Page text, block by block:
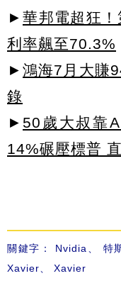
► 華邦電超狂
利率飆至70.3%
► 鴻海7月大賺
錄
► 50歲大叔靠
14%碾壓標普
關鍵字： Nvidia 特
Xavier
Xavier